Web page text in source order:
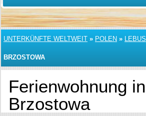
UNTERKÜNFTE WELTWEIT » POLEN » LEBUS
BRZOSTOWA
Ferienwohnung in
Brzostowa